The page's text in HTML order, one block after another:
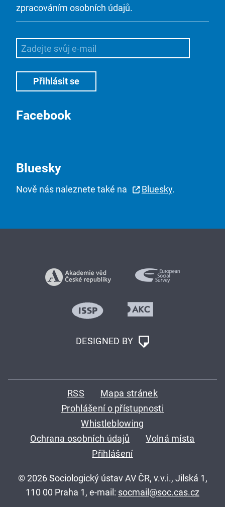
zpracováním osobních údajů.
Facebook
Bluesky
Nově nás naleznete také na Bluesky.
DESIGNED BY
RSS
Mapa stránek
Prohlášení o přístupnosti
Whistleblowing
Ochrana osobních údajů
Volná místa
Přihlášení
© 2026 Sociologický ústav AV ČR, v.v.i., Jilská 1,
110 00 Praha 1, e-mail: socmail@soc.cas.cz